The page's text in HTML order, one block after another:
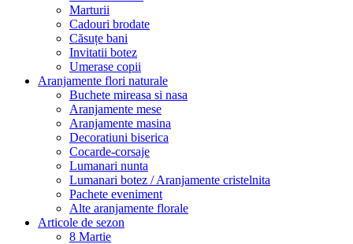
Marturii
Cadouri brodate
Căsuțe bani
Invitatii botez
Umerase copii
Aranjamente flori naturale
Buchete mireasa si nasa
Aranjamente mese
Aranjamente masina
Decoratiuni biserica
Cocarde-corsaje
Lumanari nunta
Lumanari botez / Aranjamente cristelnita
Pachete eveniment
Alte aranjamente florale
Articole de sezon
8 Martie